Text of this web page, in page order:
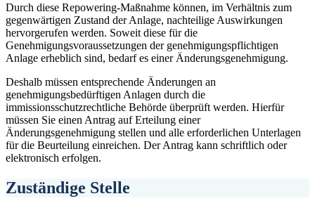
Durch diese Repowering-Maßnahme können, im Verhältnis zum
gegenwärtigen Zustand der Anlage, nachteilige Auswirkungen
hervorgerufen werden. Soweit diese für die
Genehmigungsvoraussetzungen der genehmigungspflichtigen
Anlage erheblich sind, bedarf es einer Änderungsgenehmigung.
Deshalb müssen entsprechende Änderungen an
genehmigungsbedürftigen Anlagen durch die
immissionsschutzrechtliche Behörde überprüft werden. Hierfür
müssen Sie einen Antrag auf Erteilung einer
Änderungsgenehmigung stellen und alle erforderlichen Unterlagen
für die Beurteilung einreichen. Der Antrag kann schriftlich oder
elektronisch erfolgen.
Zuständige Stelle